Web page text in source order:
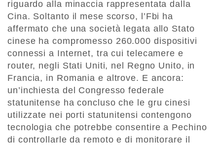
riguardo alla minaccia rappresentata dalla
Cina. Soltanto il mese scorso, l’Fbi ha
affermato che una società legata allo Stato
cinese ha compromesso 260.000 dispositivi
connessi a Internet, tra cui telecamere e
router, negli Stati Uniti, nel Regno Unito, in
Francia, in Romania e altrove. E ancora:
un’inchiesta del Congresso federale
statunitense ha concluso che le gru cinesi
utilizzate nei porti statunitensi contengono
tecnologia che potrebbe consentire a Pechino
di controllarle da remoto e di monitorare il